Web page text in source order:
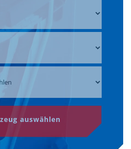
auswählen